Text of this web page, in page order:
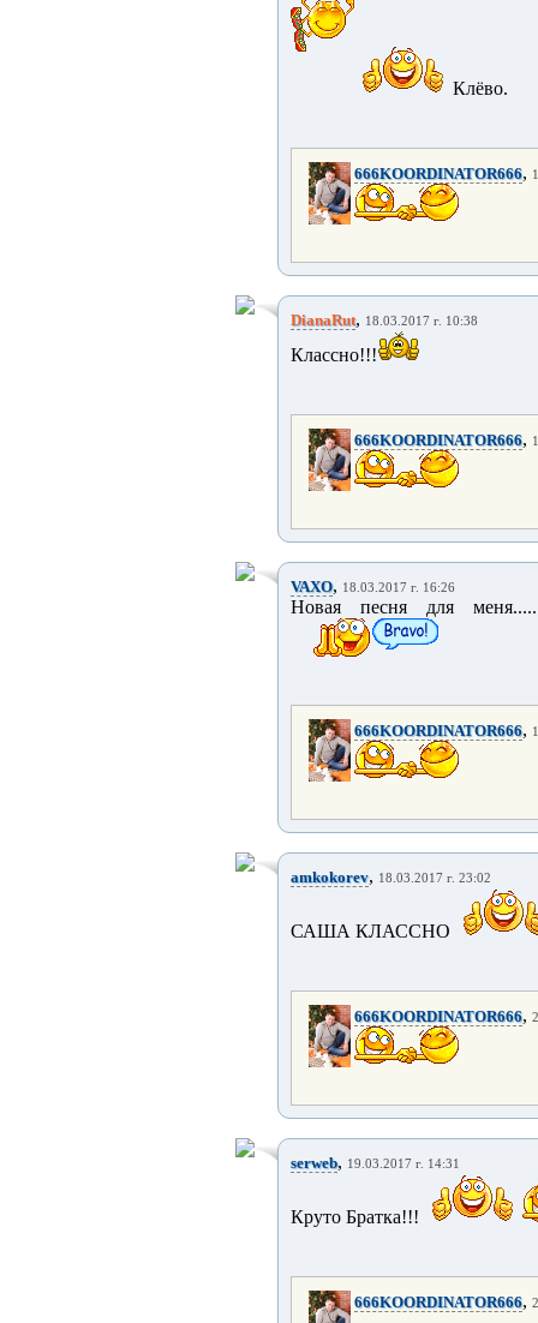
Клёво.
666KOORDINATOR666,
DianaRut, 18.03.2017 г. 10:38
Классно!!!
666KOORDINATOR666,
VAXO, 18.03.2017 г. 16:26
Новая песня для
666KOORDINATOR666,
amkokorev, 18.03.2017 г. 23:02
САША КЛАССНО
666KOORDINATOR666,
serweb, 19.03.2017 г. 14:31
Круто Братка!!!
666KOORDINATOR666,